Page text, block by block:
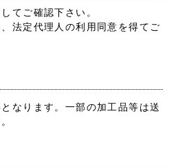
てご確認下さい。
法定代理人の利用同意を得てご
なります。一部の加工品等は送